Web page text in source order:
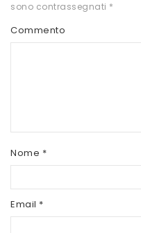
NATURAL POINT
PRO ACTION
SCITEC NUTRITION
SEVEN NUTRITION
sono contrassegnati *
Commento
Nome *
Email *